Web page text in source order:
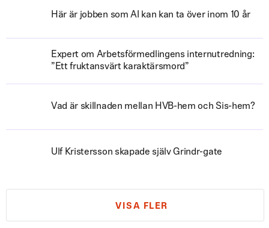
Här är jobben som AI kan kan ta över inom 10 år
Expert om Arbetsförmedlingens internutredning:
”Ett fruktansvärt karaktärsmord”
Vad är skillnaden mellan HVB-hem och Sis-hem?
Ulf Kristersson skapade själv Grindr-gate
VISA FLER